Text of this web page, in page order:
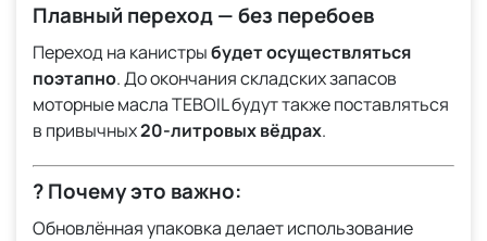
Плавный переход — без перебоев
Переход на канистрыбудет осуществляться
поэтапно. До окончания складских запасов
моторные масла TEBOIL будут также поставляться
в привычных20-литровых вёдрах.
? Почему это важно:
Обновлённая упаковка делает использование